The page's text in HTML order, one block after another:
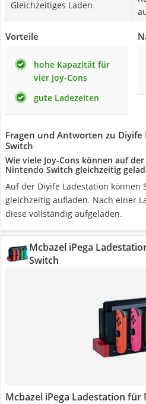
Gleichzeitiges Laden
Vorteile
hohe Kapazität für
vier Joy-Cons
gute Ladezeiten
Fragen und Antworten zu
Switch
Wie viele Joy-Cons können auf
Nintendo Switch gleichzeitig
Auf der Diyife Ladestation können
gleichzeitig aufladen. Nach einer
diese vollständig aufgeladen.
Mcbazel iPega
Switch
Mcbazel iPega Ladestation für